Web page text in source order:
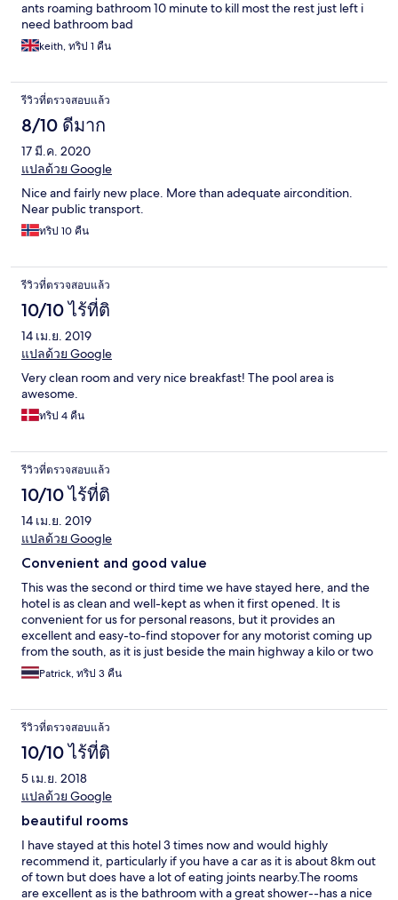
ants roaming bathroom 10 minute to kill most the rest just left i
need bathroom bad
keith, ทริป 1 คืน
รีวิวที่ตรวจสอบแล้ว
8/10 ดีมาก
17 มี.ค. 2020
แปลด้วย Google
Nice and fairly new place. More than adequate aircondition.
Near public transport.
ทริป 10 คืน
รีวิวที่ตรวจสอบแล้ว
10/10 ไร้ที่ติ
14 เม.ย. 2019
แปลด้วย Google
Very clean room and very nice breakfast! The pool area is
awesome.
ทริป 4 คืน
รีวิวที่ตรวจสอบแล้ว
10/10 ไร้ที่ติ
14 เม.ย. 2019
แปลด้วย Google
Convenient and good value
This was the second or third time we have stayed here, and the
hotel is as clean and well-kept as when it first opened. It is
convenient for us for personal reasons, but it provides an
excellent and easy-to-find stopover for any motorist coming up
from the south, as it is just beside the main highway a kilo or two
before the city ring road. If however you want city centre
amenities this is not for you. The restaurant only opens for
table-top barbecue place (which is excellent and cheap), next
to a 7/11. There's a decent pool, (best in the morning before the
sun gets overhead) and the beds are comfortable.
Patrick, ทริป 3 คืน
รีวิวที่ตรวจสอบแล้ว
10/10 ไร้ที่ติ
5 เม.ย. 2018
แปลด้วย Google
beautiful rooms
I have stayed at this hotel 3 times now and would highly
recommend it, particularly if you have a car as it is about 8km out
of town but does have a lot of eating joints nearby.The rooms
are excellent as is the bathroom with a great shower--has a nice